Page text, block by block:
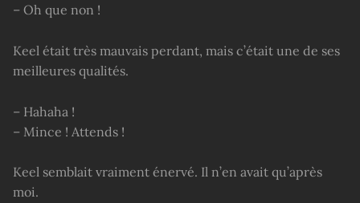
– Oh que non !
Keel était très mauvais perdant, mais c’était une de ses
meilleures qualités.
– Hahaha !
– Mince ! Attends !
Keel semblait vraiment énervé. Il n’en avait qu’après
moi.